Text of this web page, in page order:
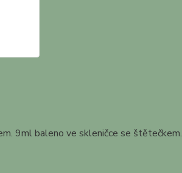
9ml baleno ve skleničce se štětečkem.